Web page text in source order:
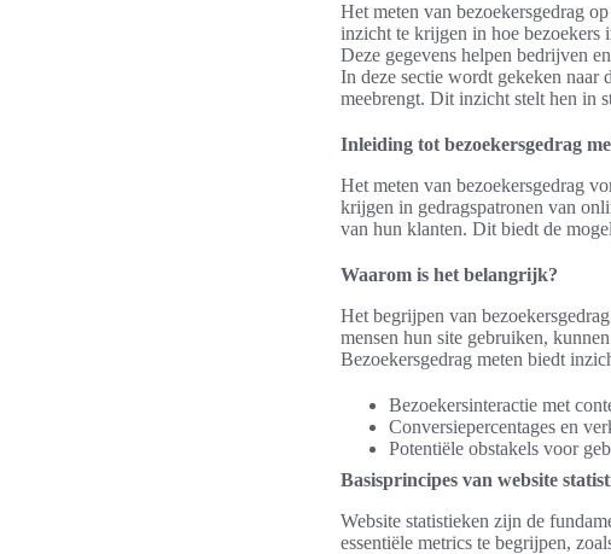
Het meten van bezoekersgedrag
inzicht te krijgen in hoe bezoekers
Deze gegevens helpen bedrijven
In deze sectie wordt gekeken naar
meebrengt. Dit inzicht stelt hen in
Inleiding tot bezoekersgedrag
Het meten van bezoekersgedrag
krijgen in gedragspatronen van
van hun klanten. Dit biedt de
Waarom is het belangrijk?
Het begrijpen van
mensen hun site gebruiken,
Bezoekersgedrag meten biedt
Bezoekersinteractie met
Conversiepercentages en
Potentiële obstakels voor
Basisprincipes van website
Website statistieken zijn de
essentiële metrics te begrijpen,